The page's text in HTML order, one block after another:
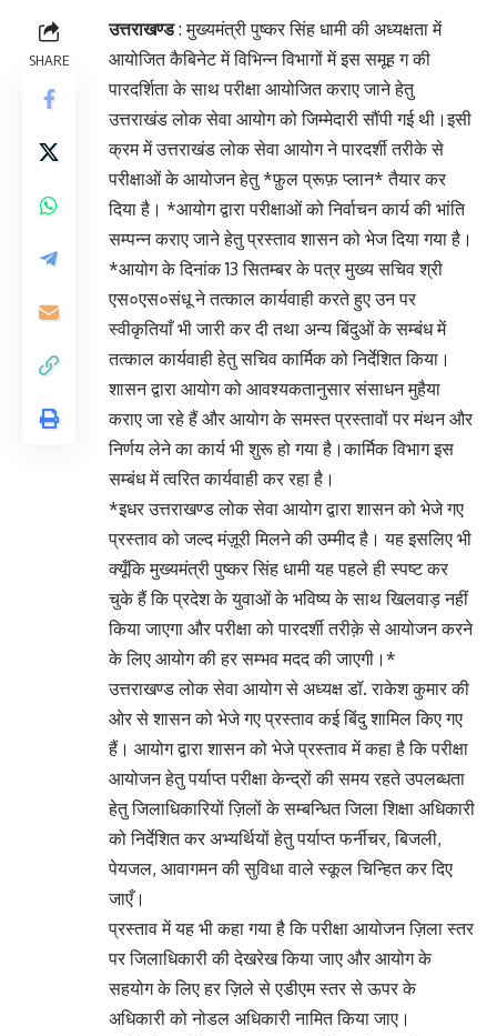
SHARE
उत्तराखण्ड: मुख्यमंत्री पुष्कर सिंह धामी की अध्यक्षता में
आयोजित कैबिनेट में विभिन्न विभागों में इस समूह ग की
पारदर्शिता के साथ परीक्षा आयोजित कराए जाने हेतु
उत्तराखंड लोक सेवा आयोग को जिम्मेदारी सौंपी गई थी।इसी
क्रम में उत्तराखंड लोक सेवा आयोग ने पारदर्शी तरीके से
परीक्षाओं के आयोजन हेतु *फ़ुल प्रूफ़ प्लान* तैयार कर
दिया है। *आयोग द्वारा परीक्षाओं को निर्वाचन कार्य की भांति
सम्पन्न कराए जाने हेतु प्रस्ताव शासन को भेज दिया गया है।
*आयोग के दिनांक 13 सितम्बर के पत्र मुख्य सचिव श्री
एस०एस०संधू ने तत्काल कार्यवाही करते हुए उन पर
स्वीकृतियाँ भी जारी कर दी तथा अन्य बिंदुओं के सम्बंध में
तत्काल कार्यवाही हेतु सचिव कार्मिक को निर्देशित किया।
शासन द्वारा आयोग को आवश्यकतानुसार संसाधन मुहैया
कराए जा रहे हैं और आयोग के समस्त प्रस्तावों पर मंथन और
निर्णय लेने का कार्य भी शुरू हो गया है।कार्मिक विभाग इस
सम्बंध में त्वरित कार्यवाही कर रहा है।
*इधर उत्तराखण्ड लोक सेवा आयोग द्वारा शासन को भेजे गए
प्रस्ताव को जल्द मंज़ूरी मिलने की उम्मीद है। यह इसलिए भी
क्यूँकि मुख्यमंत्री पुष्कर सिंह धामी यह पहले ही स्पष्ट कर
चुके हैं कि प्रदेश के युवाओं के भविष्य के साथ खिलवाड़ नहीं
किया जाएगा और परीक्षा को पारदर्शी तरीक़े से आयोजन करने
के लिए आयोग की हर सम्भव मदद की जाएगी।*
उत्तराखण्ड लोक सेवा आयोग से अध्यक्ष डॉ. राकेश कुमार की
ओर से शासन को भेजे गए प्रस्ताव कई बिंदु शामिल किए गए
हैं। आयोग द्वारा शासन को भेजे प्रस्ताव में कहा है कि परीक्षा
आयोजन हेतु पर्याप्त परीक्षा केन्द्रों की समय रहते उपलब्धता
हेतु जिलाधिकारियों ज़िलों के सम्बन्धित जिला शिक्षा अधिकारी
को निर्देशित कर अभ्यर्थियों हेतु पर्याप्त फर्नीचर, बिजली,
पेयजल, आवागमन की सुविधा वाले स्कूल चिन्हित कर दिए
जाएँ।
प्रस्ताव में यह भी कहा गया है कि परीक्षा आयोजन ज़िला स्तर
पर जिलाधिकारी की देखरेख किया जाए और आयोग के
सहयोग के लिए हर ज़िले से एडीएम स्तर से ऊपर के
अधिकारी को नोडल अधिकारी नामित किया जाए।